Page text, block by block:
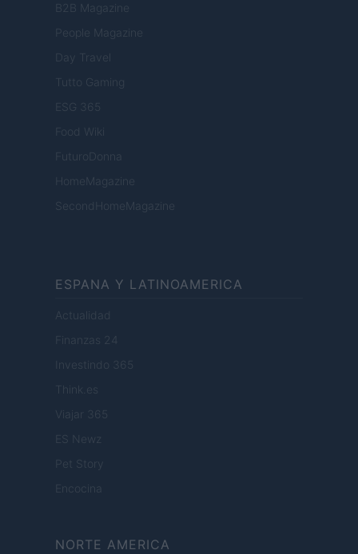
B2B Magazine
People Magazine
Day Travel
Tutto Gaming
ESG 365
Food Wiki
FuturoDonna
HomeMagazine
SecondHomeMagazine
ESPANA Y LATINOAMERICA
Actualidad
Finanzas 24
Investindo 365
Think.es
Viajar 365
ES Newz
Pet Story
Encocina
NORTE AMERICA